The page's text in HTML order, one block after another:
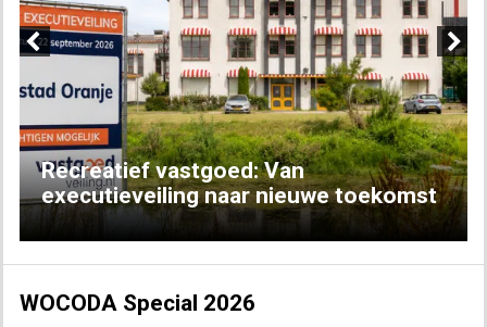
Recreatief vastgoed: Van
executieveiling naar nieuwe toekomst
Next
WOCODA Special 2026